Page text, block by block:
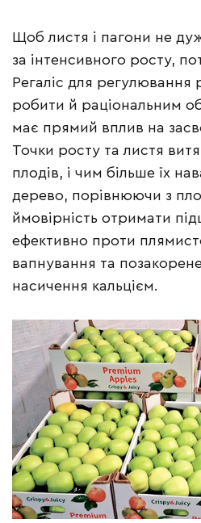
Щоб листя і пагони не
за інтенсивного росту,
Регаліс для
робити й раціональним
має прямий вплив на
Точки росту та листя
плодів, і чим більше їх
дерево, порівнюючи з
ймовірність отримати
ефективно проти
вапнування та
насичення кальцієм.